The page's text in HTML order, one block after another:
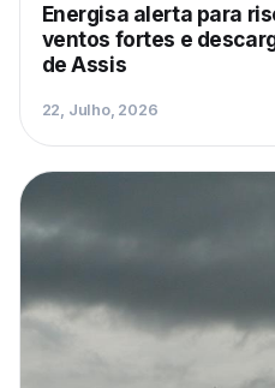
Energisa alerta para
ventos fortes e
de Assis
22, Julho, 2026